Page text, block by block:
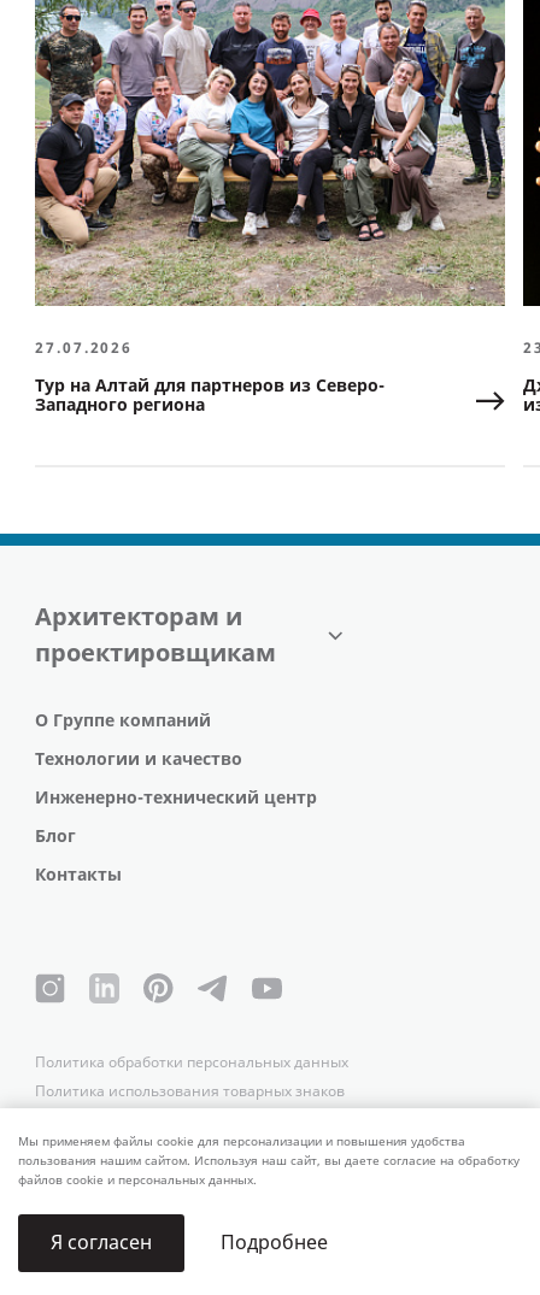
27.07.2026
Тур на Алтай для партнеров из Северо-
Западного региона
Архитекторам и
проектировщикам
О Группе компаний
Технологии и качество
Инженерно-технический центр
Блог
Контакты
Политика обработки персональных данных
Политика использования товарных знаков
© 2006–2026 ALUTECH. Все права защищены
Мы применяем файлы cookie для персонализации и повышения удобства
пользования нашим сайтом. Используя наш сайт, вы даете согласие на обработку
файлов cookie и персональных данных.
Я согласен Подробнее